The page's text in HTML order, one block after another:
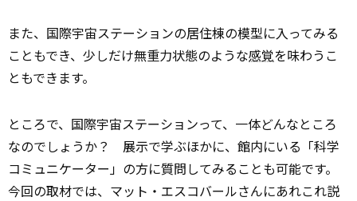
また、国際宇宙ステーションの居住棟の模型に入ってみる
こともでき、少しだけ無重力状態のような感覚を味わうこ
ともできます。
ところで、国際宇宙ステーションって、一体どんなところ
なのでしょうか？ 展示で学ぶほかに、館内にいる「科学
コミュニケーター」の方に質問してみることも可能です。
今回の取材では、マット・エスコバールさんにあれこれ説